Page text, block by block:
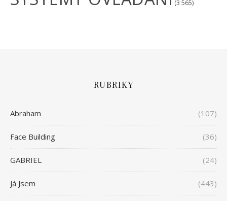
(3 565)
RUBRIKY
Abraham (107)
Face Building (36)
GABRIEL (24)
Já Jsem (443)